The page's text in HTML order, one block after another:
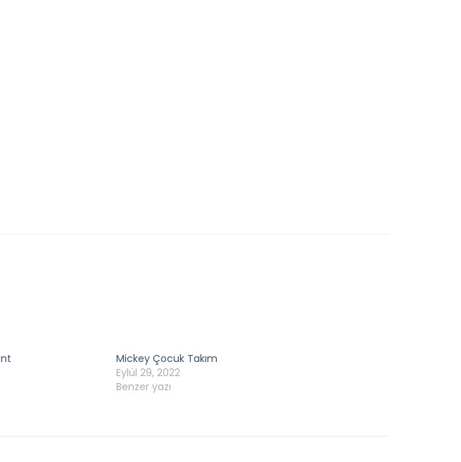
Mickey Çocuk Takım
Eylül 29, 2022
Benzer yazı